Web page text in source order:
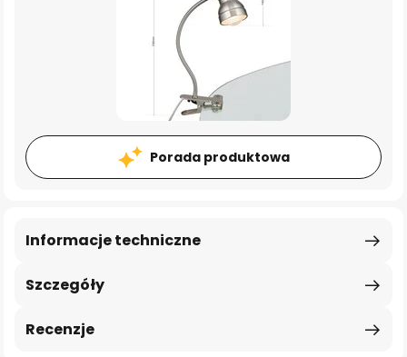
Porada produktowa
Szczegóły
Informacje techniczne
Recenzje